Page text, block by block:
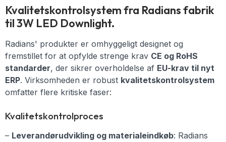
Kvalitetskontrolsystem fra Radians fabrik
til 3W LED Downlight.
Radians' produkter er omhyggeligt designet og
fremstillet for at opfylde strenge krav CE og RoHS
standarder, der sikrer overholdelse af EU-krav til nyt
ERP. Virksomheden er robust kvalitetskontrolsystem
omfatter flere kritiske faser:
Kvalitetskontrolproces
– Leverandørudvikling og materialeindkøb: Radians